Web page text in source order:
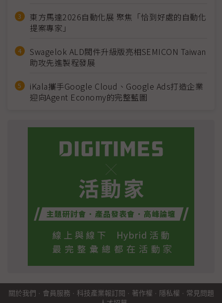
東方馬達2026自動化展 聚焦「恰到好處的自動化
提案專家」
Swagelok ALD閥件升級版亮相SEMICON Taiwan
助攻先進製程發展
iKala攜手Google Cloud、Google Ads打造企業
迎向Agent Economy的完整藍圖
關於我們 · 會員服務 · 科技產業報訂閱 · 著作權 · 隱私權 · 常見問題